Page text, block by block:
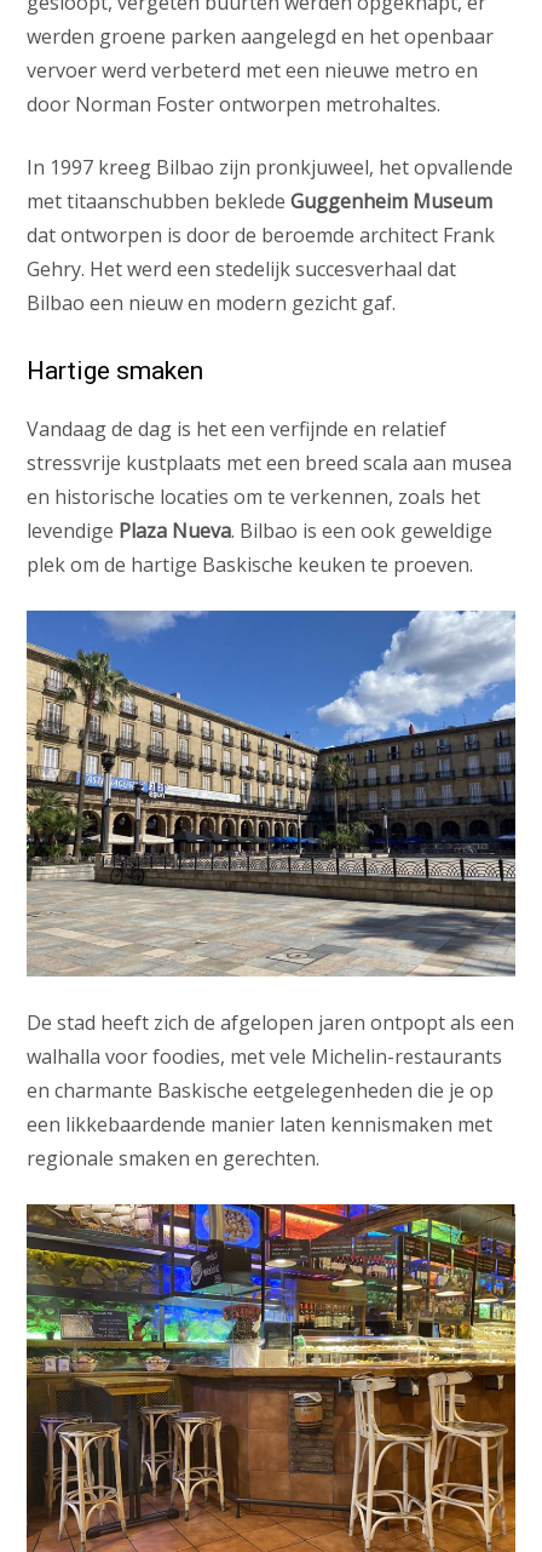
werden groene parken aangelegd en het openbaar
vervoer werd verbeterd met een nieuwe metro en
door Norman Foster ontworpen metrohaltes.
In 1997 kreeg Bilbao zijn pronkjuweel, het opvallende
met titaanschubben bekledeGuggenheim Museum
dat ontworpen is door de beroemde architect Frank
Gehry. Het werd een stedelijk succesverhaal dat
Bilbao een nieuw en modern gezicht gaf.
Hartige smaken
Vandaag de dag is het een verfijnde en relatief
stressvrije kustplaats met een breed scala aan musea
en historische locaties om te verkennen, zoals het
levendige Plaza Nueva. Bilbao is een ook geweldige
plek om de hartige Baskische keuken te proeven.
De stad heeft zich de afgelopen jaren ontpopt als een
walhalla voor foodies, met vele Michelin-restaurants
en charmante Baskische eetgelegenheden die je op
een likkebaardende manier laten kennismaken met
regionale smaken en gerechten.